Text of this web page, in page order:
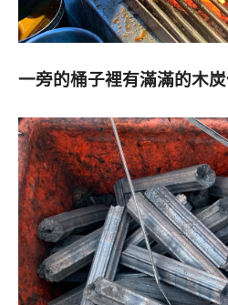
一旁的桶子裡有滿滿的木炭